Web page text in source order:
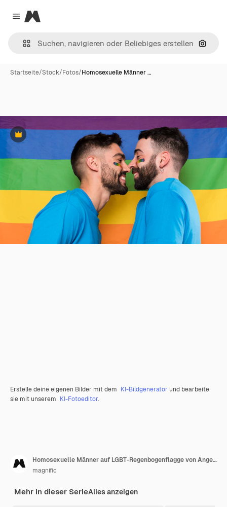
Close menu
Magnific
Nach
Startseite/Stock/Fotos/Homosexuelle Männer …
Premium
Erstelle deine eigenen Bilder mit dem KI-Bildgenerator und bearbeite
sie mit unserem KI-Fotoeditor.
Homosexuelle Männer auf LGBT-Regenbogenflagge von Angesicht zu Angesicht
magnific
Mehr in dieser SerieAlles anzeigen